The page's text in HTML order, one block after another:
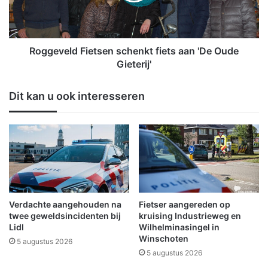
v
e
r
c
h
o
t
e
r
d
i
e
p
z
o
e
l
d
s
e
n
s
c
h
e
n
k
t
f
i
Roggeveld Fietsen schenkt fiets aan 'De Oude
Gieterij'
Dit kan u ook interesseren
Verdachte aangehouden na
twee geweldsincidenten bij
Lidl
5 augustus 2026
Fietser aangereden op
kruising Industrieweg en
Wilhelminasingel in
Winschoten
5 augustus 2026